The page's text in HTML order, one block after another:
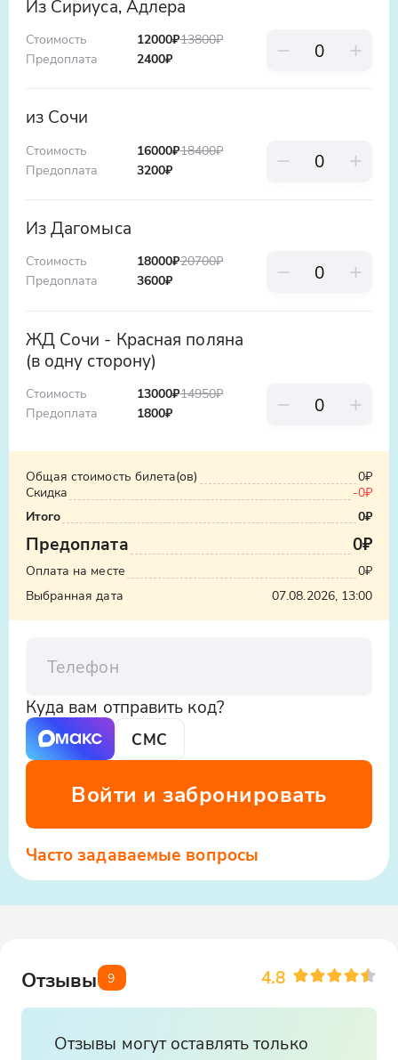
положительных эмоций.
Из Сириуса, Адлера
Стоимость
Предоплата
12000₽13800₽
2400₽
из Сочи
Стоимость
Предоплата
16000₽18400₽
3200₽
Из Дагомыса
Стоимость
Предоплата
18000₽20700₽
3600₽
ЖД Сочи - Красная поляна
(в одну сторону)
Стоимость
Предоплата
13000₽14950₽
1800₽
Общая стоимость билета(ов)
0₽
Скидка
-0₽
Итого
0₽
Предоплата 0₽
Оплата на месте
0₽
Выбранная дата
07.08.2026, 13:00
Куда вам отправить код?
СМС
Войти и забронировать
Часто задаваемые вопросы
Отзывы 9 4.8
Отзывы могут оставлять только